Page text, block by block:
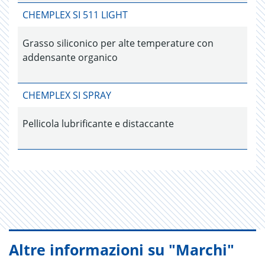
CHEMPLEX SI 511 LIGHT
Grasso siliconico per alte temperature con
addensante organico
CHEMPLEX SI SPRAY
Pellicola lubrificante e distaccante
Altre informazioni su "Marchi"